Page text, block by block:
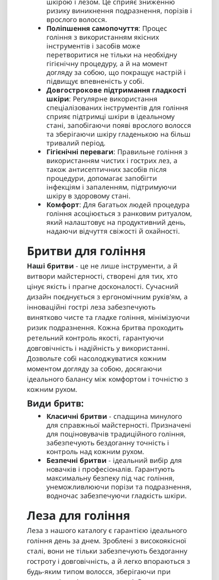
ризику виникнення подразнення, порізів і
врослого волосся.
Поліпшення самопочуття: Процес
гоління з використанням якісних
інструментів і засобів може
перетворитися не тільки на необхідну
гігієнічну процедуру, а й на момент
догляду за собою, що покращує настрій і
підвищує впевненість у собі.
Довгострокове підтримання гладкості
шкіри: Регулярне використання
спеціалізованих інструментів для гоління
сприяє підтримці шкіри в ідеальному
стані, запобігаючи появі врослого волосся
та зберігаючи шкіру гладенькою на більш
тривалий період.
Гігієнічні переваги: Правильне гоління з
використанням чистих і гострих лез, а
також антисептичних засобів після
процедури, допомагає запобігти
інфекціям і запаленням, підтримуючи
шкіру в здоровому стані.
Комфорт: Для багатьох людей процедура
гоління асоціюється з ранковим ритуалом,
який налаштовує на продуктивний день,
надаючи відчуття свіжості й охайності.
Бритви для гоління
Наші бритви - це не лише інструменти, а й
витвори майстерності, створені для тих, хто
цінує якість і прагне досконалості. Сучасний
дизайн поєднується з ергономічним руків'ям, а
інноваційні гострі леза забезпечують
винятково чисте та гладке гоління, мінімізуючи
ризик подразнення. Кожна бритва проходить
ретельний контроль якості, гарантуючи
довговічність і надійність у використанні.
Дозвольте собі насолоджуватися кожним
моментом догляду за собою, досягаючи
ідеального балансу між комфортом і точністю з
кожним рухом.
Види бритв:
Класичні бритви - спадщина минулого
для справжньої майстерності. Призначені
для поціновувачів традиційного гоління,
забезпечують бездоганну точність і
контроль над кожним рухом.
Безпечні бритви - ідеальний вибір для
новачків і професіоналів. Гарантують
максимальну безпеку під час гоління,
унеможливлюючи порізи та подразнення,
водночас забезпечуючи гладкість шкіри.
Леза для гоління
Леза з нашого каталогу є гарантією ідеального
гоління день за днем. Зроблені з високоякісної
сталі, вони не тільки забезпечують бездоганну
гостроту і довговічність, а й легко впораються з
будь-яким типом волосся, зберігаючи при